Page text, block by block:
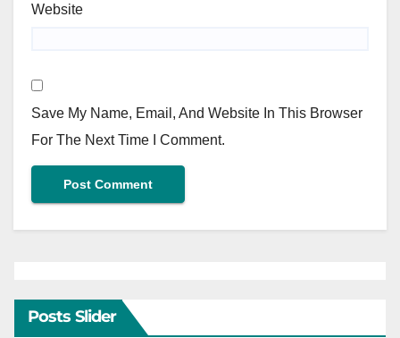
Website
Save My Name, Email, And Website In This Browser
For The Next Time I Comment.
Posts Slider